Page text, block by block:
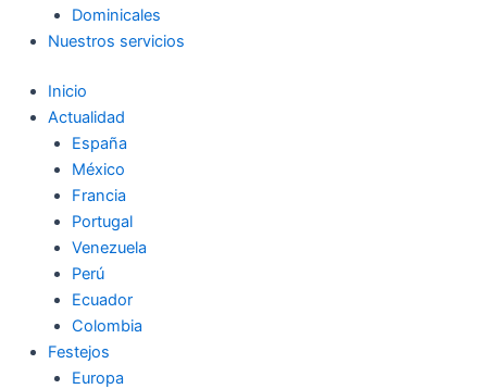
Dominicales
Nuestros servicios
Inicio
Actualidad
España
México
Francia
Portugal
Venezuela
Perú
Ecuador
Colombia
Festejos
Europa